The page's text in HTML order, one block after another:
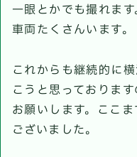
一眼とかでも撮れま
車両たくさんいます。
これからも継続的に
こうと思っておりま
お願いします。ここ
ございました。